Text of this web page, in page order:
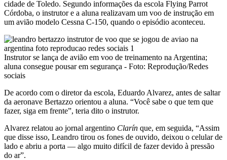
cidade de Toledo. Segundo informações da escola Flying Parrot
Córdoba, o instrutor e a aluna realizavam um voo de instrução em
um avião modelo Cessna C-150, quando o episódio aconteceu.
Instrutor se lança de avião em voo de treinamento na Argentina;
aluna consegue pousar em segurança - Foto: Reprodução/Redes
sociais
De acordo com o diretor da escola, Eduardo Alvarez, antes de saltar
da aeronave Bertazzo orientou a aluna. “Você sabe o que tem que
fazer, siga em frente”, teria dito o instrutor.
Alvarez relatou ao jornal argentino Clarín que, em seguida, “Assim
que disse isso, Leandro tirou os fones de ouvido, deixou o celular de
lado e abriu a porta — algo muito difícil de fazer devido à pressão
do ar”.